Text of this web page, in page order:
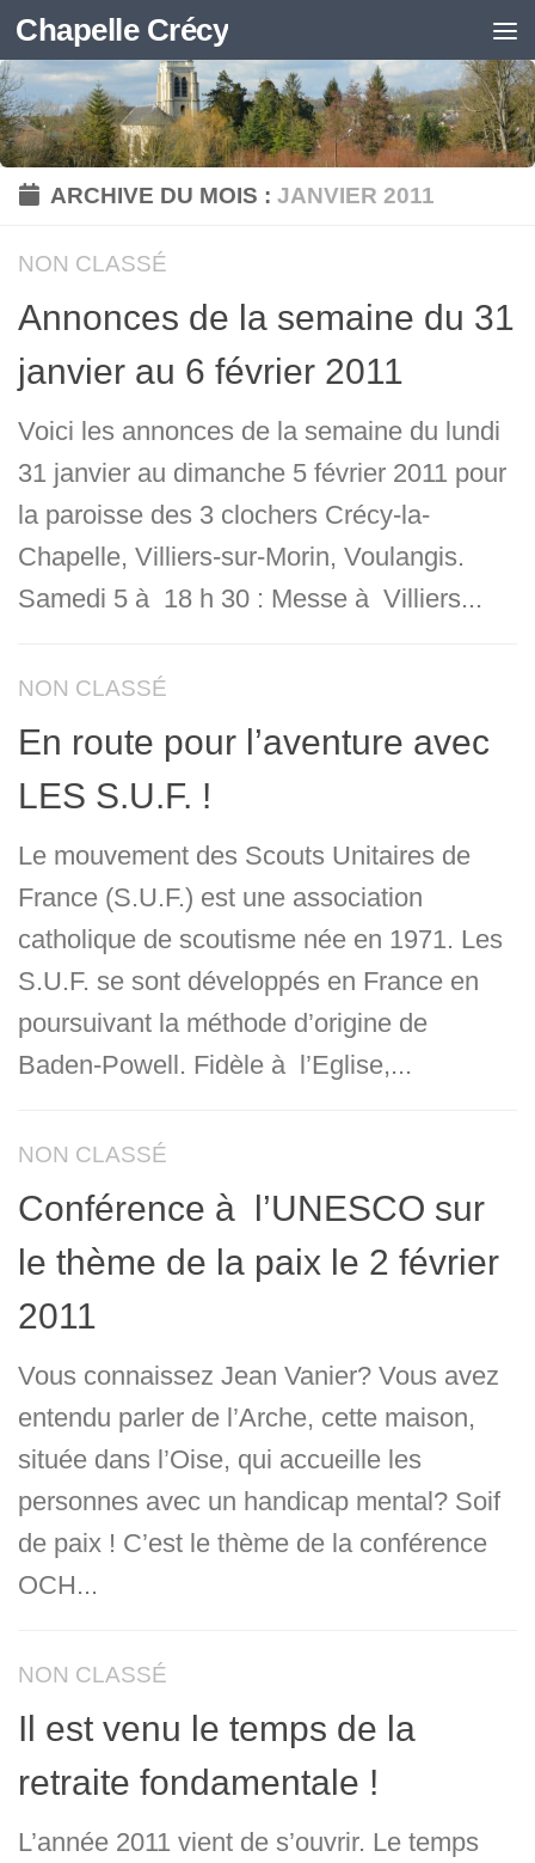
Skip to content
Chapelle Crécy
ARCHIVE DU MOIS :JANVIER 2011
NON CLASSÉ
Annonces de la semaine du 31
janvier au 6 février 2011
Voici les annonces de la semaine du lundi
31 janvier au dimanche 5 février 2011 pour
la paroisse des 3 clochers Crécy-la-
Chapelle, Villiers-sur-Morin, Voulangis.
Samedi 5 à 18 h 30 : Messe à Villiers...
NON CLASSÉ
En route pour l’aventure avec
LES S.U.F. !
Le mouvement des Scouts Unitaires de
France (S.U.F.) est une association
catholique de scoutisme née en 1971. Les
S.U.F. se sont développés en France en
poursuivant la méthode d’origine de
Baden-Powell. Fidèle à l’Eglise,...
NON CLASSÉ
Conférence à l’UNESCO sur
le thème de la paix le 2 février
2011
Vous connaissez Jean Vanier? Vous avez
entendu parler de l’Arche, cette maison,
située dans l’Oise, qui accueille les
personnes avec un handicap mental? Soif
de paix ! C’est le thème de la conférence
OCH...
NON CLASSÉ
Il est venu le temps de la
retraite fondamentale !
L’année 2011 vient de s’ouvrir. Le temps